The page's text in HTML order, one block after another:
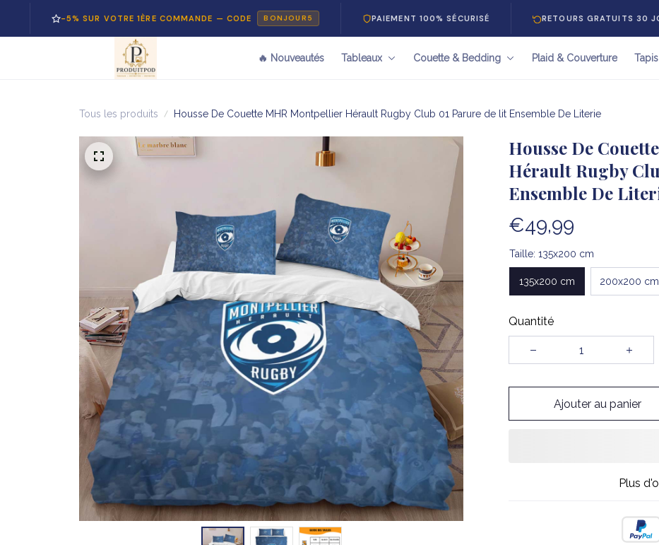
-5% SUR VOTRE 1ÈRE COMMANDE — CODE BONJOUR5 PAIEMENT 100% SÉCURISÉ RETOURS GRATUITS 30 JOURS
🔥 Nouveautés Tableaux Couette & Bedding Plaid & Couverture Tapis
Tous les produits Housse De Couette MHR Montpellier Hérault Rugby Club 01 Parure de lit Ensemble De Literie
Housse De
Hérault Rugby
Ensemble De
€49,99
Taille: 135x200 cm
135x200 cm 200x200 cm
Quantité
Ajouter au panier
Plus